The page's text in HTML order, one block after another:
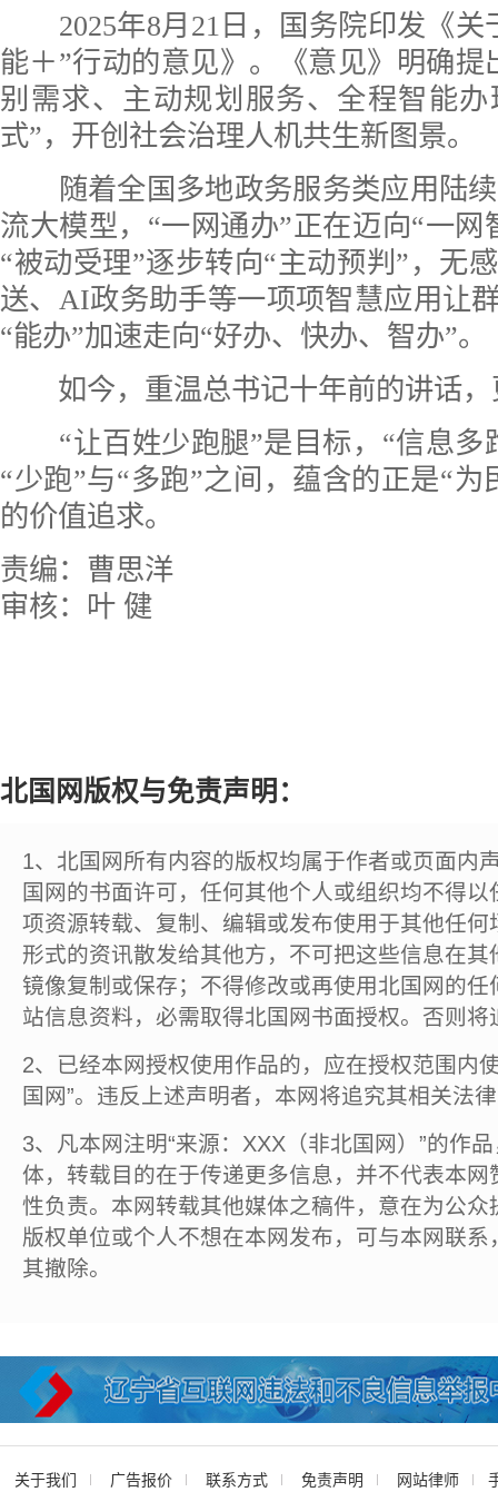
2025年8月21日，国务院印发《关
能＋”行动的意见》。《意见》明确提
别需求、主动规划服务、全程智能
式”，开创社会治理人机共生新图景。
随着全国多地政务服务类应用陆续
流大模型，“一网通办”正在迈向“一网
“被动受理”逐步转向“主动预判”，无
送、AI政务助手等一项项智慧应用让
“能办”加速走向“好办、快办、智办”。
如今，重温总书记十年前的讲话，
“让百姓少跑腿”是目标，“信息多
“少跑”与“多跑”之间，蕴含的正是“为
的价值追求。
责编：曹思洋
审核：叶 健
北国网版权与免责声明：
1、北国网所有内容的版权均属于作者或页面内
国网的书面许可，任何其他个人或组织均不得
项资源转载、复制、编辑或发布使用于其他任
形式的资讯散发给其他方，不可把这些信息在
镜像复制或保存；不得修改或再使用北国网的
站信息资料，必需取得北国网书面授权。否则将
2、已经本网授权使用作品的，应在授权范围内
国网”。违反上述声明者，本网将追究其相关法
3、凡本网注明“来源：XXX（非北国网）”的作
体，转载目的在于传递更多信息，并不代表本
性负责。本网转载其他媒体之稿件，意在为公
版权单位或个人不想在本网发布，可与本网联
其撤除。
关于我们 广告报价 联系方式 免责声明 网站律师